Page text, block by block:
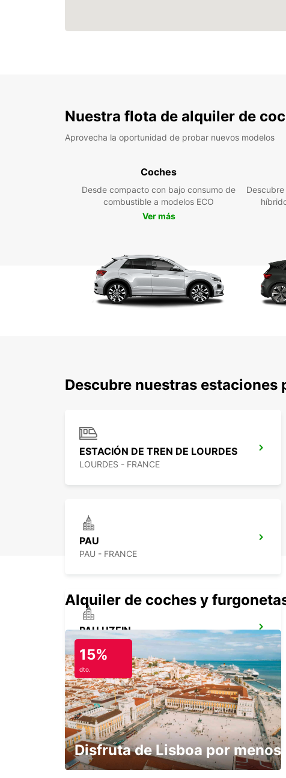
Nuestra flota de alquiler de
Aprovecha la oportunidad de probar nuevos modelos
Coches
Desde compacto con bajo consumo de
combustible a modelos ECO
Ver más
Descubre nuestras estaciones
ESTACIÓN DE TREN DE LOURDES
LOURDES - FRANCE
PAU
PAU - FRANCE
PAU UZEIN
UZEIN - FRANCE
AIRE-SUR-L'ADOUR
AIRE SUR L'ADOUR - FRANCE
Alquiler de coches y
15%
dto.
Disfruta de Lisboa por menos